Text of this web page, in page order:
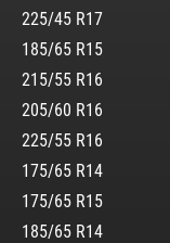
225/45 R17
185/65 R15
215/55 R16
205/60 R16
225/55 R16
175/65 R14
175/65 R15
185/65 R14